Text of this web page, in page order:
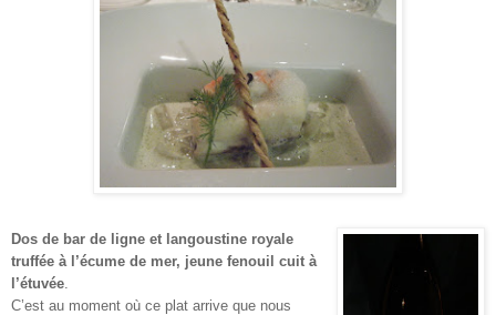
Dos de bar de ligne et langoustine royale
truffée à l’écume de mer, jeune fenouil cuit à
l’étuvée
C’est au moment où ce plat arrive que nous